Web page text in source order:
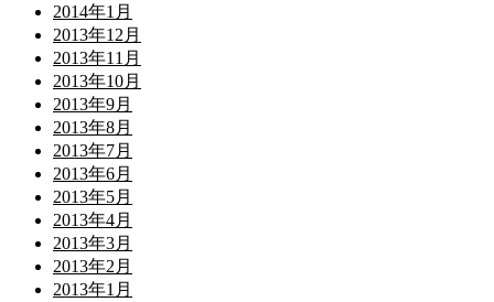
2014年1月
2013年12月
2013年11月
2013年10月
2013年9月
2013年8月
2013年7月
2013年6月
2013年5月
2013年4月
2013年3月
2013年2月
2013年1月